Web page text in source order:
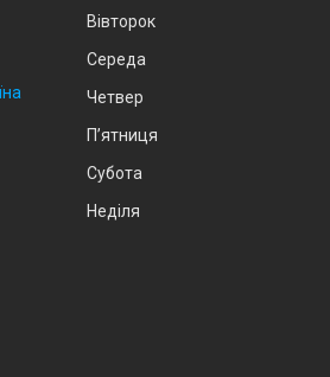
Вівторок
Середа
Четвер
Пʼятниця
Субота
Неділя